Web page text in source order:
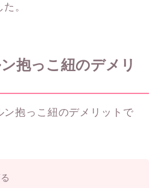
。
抱っこ紐のデメリ
抱っこ紐のデメリットで